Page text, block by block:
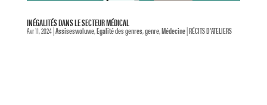
INÉGALITÉS DANS LE SECTEUR MÉDICAL
Avr 11, 2024|Assiseswoluwe,Egalité des genres,genre,Médecine|RÉCITS D'ATELIERS